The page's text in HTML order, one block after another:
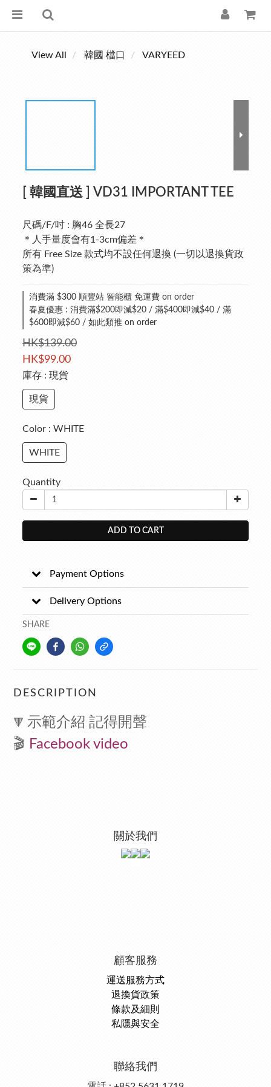
View All 韓國 檔口 VARYEED
[ 韓國直送 ] VD31 IMPORTANT TEE
尺碼/F/吋 : 胸46 全長27
＊人手量度會有1-3cm偏差＊
所有 Free Size 款式均不設任何退換 (一切以退換貨政
策為準)
消費滿 $300 順豐站 智能櫃 免運費 on order
春夏優惠 : 消費滿$200即減$20 / 滿$400即減$40 / 滿
$600即減$60 / 如此類推 on order
HK$139.00
HK$99.00
庫存 : 現貨
現貨
Color : WHITE
WHITE
Quantity
ADD TO CART
Payment Options
Delivery Options
SHARE
DESCRIPTION
🔻 示範介紹 記得開聲
🎬 Facebook video
關於我們
顧客服務
運送服務方式
退換貨政策
條款及細則
私隱與安全
聯絡我們